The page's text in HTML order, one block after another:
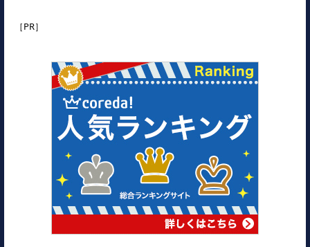
［PR］